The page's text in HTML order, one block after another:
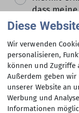
dass
genutzt
meine
kann. *
Diese
Wir verwenden
personalisieren,
können und Zugriffe
Außerdem geben
unserer Website an
Werbung und
Informationen